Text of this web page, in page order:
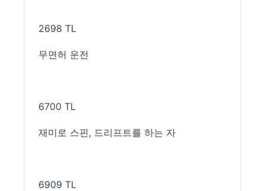
2698 TL
무면허 운전
6700 TL
재미로 스핀, 드리프트를 하는 자
6909 TL